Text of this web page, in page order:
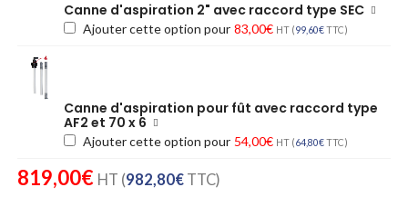
Canne d'aspiration 2" avec raccord type SEC
Ajouter cette option pour 83,00€ HT (99,60€TTC)
Canne d'aspiration pour fût avec raccord type
AF2 et 70 x 6
Ajouter cette option pour 54,00€ HT (64,80€TTC)
819,00€ HT (982,80€ TTC)